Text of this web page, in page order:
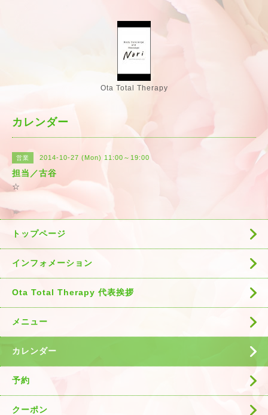
Ota Total Therapy
カレンダー
営業 2014-10-27 (Mon) 11:00～19:00
担当／古谷
☆
トップページ
インフォメーション
Ota Total Therapy 代表挨拶
メニュー
カレンダー
予約
クーポン